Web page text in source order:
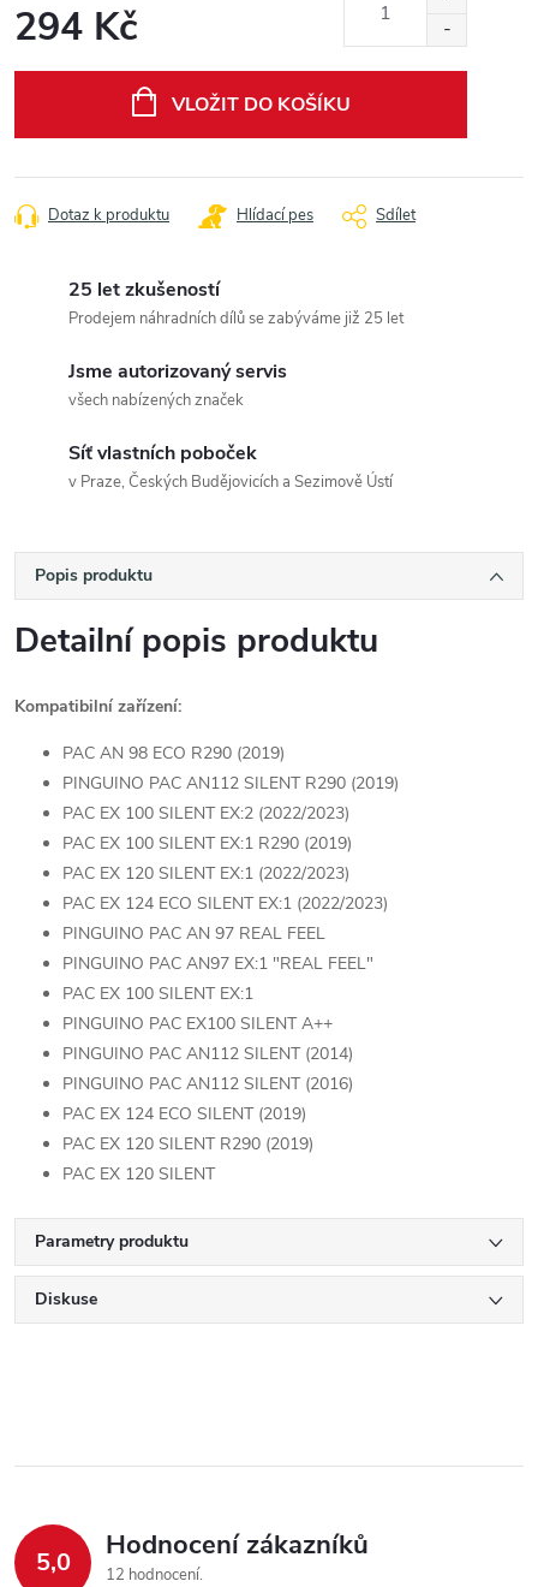
294 Kč
VLOŽIT DO KOŠÍKU
Dotaz k produktu Hlídací pes Sdílet
25 let zkušeností
Prodejem náhradních dílů se zabýváme již 25 let
Jsme autorizovaný servis
všech nabízených značek
Síť vlastních poboček
v Praze, Českých Budějovicích a Sezimově Ústí
Popis produktu
Detailní popis produktu
Kompatibilní zařízení:
PAC AN 98 ECO R290 (2019)
PINGUINO PAC AN112 SILENT R290 (2019)
PAC EX 100 SILENT EX:2 (2022/2023)
PAC EX 100 SILENT EX:1 R290 (2019)
PAC EX 120 SILENT EX:1 (2022/2023)
PAC EX 124 ECO SILENT EX:1 (2022/2023)
PINGUINO PAC AN 97 REAL FEEL
PINGUINO PAC AN97 EX:1 "REAL FEEL"
PAC EX 100 SILENT EX:1
PINGUINO PAC EX100 SILENT A++
PINGUINO PAC AN112 SILENT (2014)
PINGUINO PAC AN112 SILENT (2016)
PAC EX 124 ECO SILENT (2019)
PAC EX 120 SILENT R290 (2019)
PAC EX 120 SILENT
Parametry produktu
Diskuse
5,0 Hodnocení zákazníků
12 hodnocení